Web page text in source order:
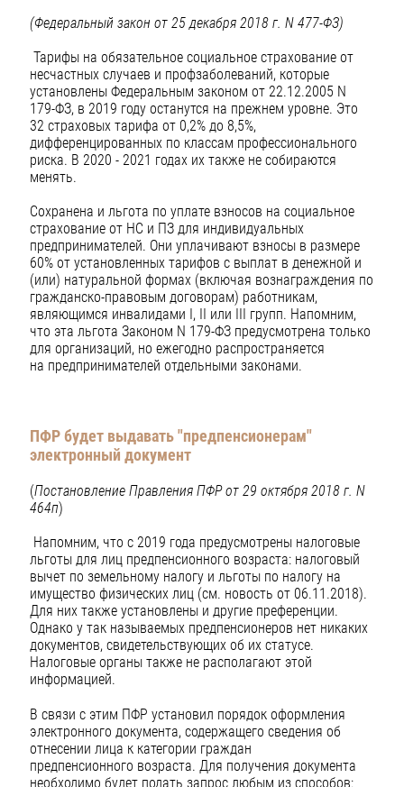
(Федеральный закон от 25 декабря 2018 г. N 477-ФЗ)
Тарифы на обязательное социальное страхование от
несчастных случаев и профзаболеваний, которые
установлены Федеральным законом от 22.12.2005 N
179-ФЗ, в 2019 году останутся на прежнем уровне. Это
32 страховых тарифа от 0,2% до 8,5%,
дифференцированных по классам профессионального
риска. В 2020 - 2021 годах их также не собираются
менять.
Сохранена и льгота по уплате взносов на социальное
страхование от НС и ПЗ для индивидуальных
предпринимателей. Они уплачивают взносы в размере
60% от установленных тарифов с выплат в денежной и
(или) натуральной формах (включая вознаграждения по
гражданско-правовым договорам) работникам,
являющимся инвалидами I, II или III групп. Напомним,
что эта льгота Законом N 179-ФЗ предусмотрена только
для организаций, но ежегодно распространяется
на предпринимателей отдельными законами.
ПФР будет выдавать "предпенсионерам"
электронный документ
(Постановление Правления ПФР от 29 октября 2018 г. N
464п)
Напомним, что с 2019 года предусмотрены налоговые
льготы для лиц предпенсионного возраста: налоговый
вычет по земельному налогу и льготы по налогу на
имущество физических лиц (см. новость от 06.11.2018).
Для них также установлены и другие преференции.
Однако у так называемых предпенсионеров нет никаких
документов, свидетельствующих об их статусе.
Налоговые органы также не располагают этой
информацией.
В связи с этим ПФР установил порядок оформления
электронного документа, содержащего сведения об
отнесении лица к категории граждан
предпенсионного возраста. Для получения документа
необходимо будет подать запрос любым из способов: